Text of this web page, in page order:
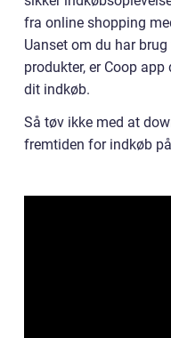
fra online shopping
Uanset om du har
produkter, er Coop
dit indkøb.
Så tøv ikke med at
fremtiden for indkøb